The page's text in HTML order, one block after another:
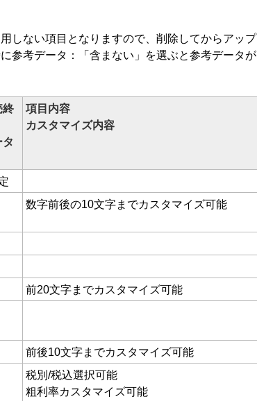
しない項目となりますので、削除してからアップ
参考データ：「含まない」を選ぶと参考データが
終
タ
項目内容
カスタマイズ内容
数字前後の10文字までカスタマイズ可能
前20文字までカスタマイズ可能
前後10文字までカスタマイズ可能
税別/税込選択可能
粗利率カスタマイズ可能